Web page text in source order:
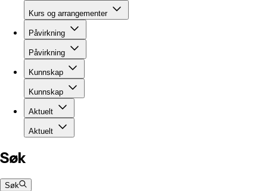
Kurs og arrangementer
Påvirkning
Påvirkning
Kunnskap
Kunnskap
Aktuelt
Aktuelt
Søk
Søk